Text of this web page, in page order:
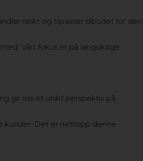
raskt og tilpasser tilbudet for den
Vårt fokus er på langsiktige
gir oss et unikt perspektiv på
kunder. Det er nettopp denne